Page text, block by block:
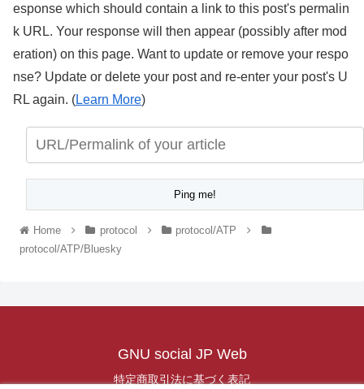
esponse which should contain a link to this post's permalin
k URL. Your response will then appear (possibly after mod
eration) on this page. Want to update or remove your respo
nse? Update or delete your post and re-enter your post's U
RL again. (Learn More)
Home protocol
protocol/ATP
protocol/ATP/Bluesky
GNU social JP Web
特定商取引法に基づく表記